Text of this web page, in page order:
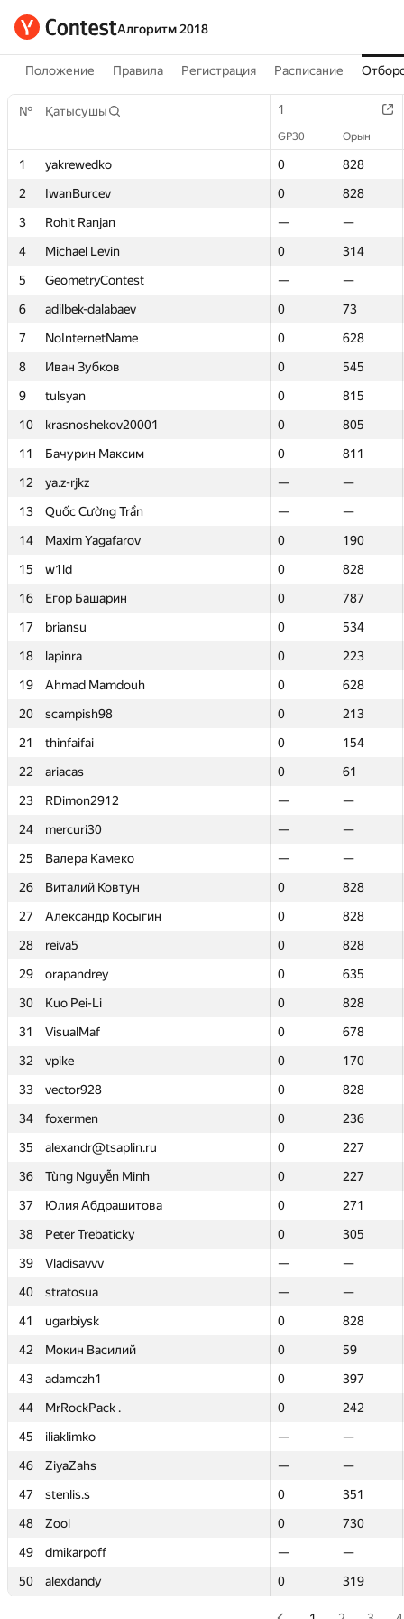
Алгоритм 2018
Положение Правила Регистрация Расписание
№ Қатысушы 1
GP30 Орын
1 yakrewedko 0
828
2
IwanBurcev 0
828
3
Rohit Ranjan —
—
4
Michael Levin 0
314
5
GeometryContest —
—
6
adilbek-dalabaev 0
73
7
NoInternetName 0
628
8
Иван Зубков 0
545
9
tulsyan 0
815
10
krasnoshekov20001 0
805
11
Бачурин Максим 0
811
12
ya.z-rjkz —
—
13
Quốc Cường Trần —
—
14
Maxim Yagafarov 0
190
15
w1ld 0
828
16
Егор Башарин 0
787
17
briansu 0
534
18
lapinra 0
223
19
Ahmad Mamdouh 0
628
20
scampish98 0
213
21
thinfaifai 0
154
22
ariacas 0
61
23
RDimon2912 —
—
24
mercuri30 —
—
25
Валера Камеко —
—
26
Виталий Ковтун 0
828
27
Александр Косыгин 0
828
28
reiva5 0
828
29
orapandrey 0
635
30
Kuo Pei-Li 0
828
31
VisualMaf 0
678
32
vpike 0
170
33
vector928 0
828
34
foxermen 0
236
35
alexandr@tsaplin.ru 0
227
36
Tùng Nguyễn Minh 0
227
37
Юлия Абдрашитова 0
271
38
Peter Trebaticky 0
305
39
Vladisavvv —
—
40
stratosua —
—
41
ugarbiysk 0
828
42
Мокин Василий 0
59
43
adamczh1 0
397
44
MrRockPack . 0
242
45
iliaklimko —
—
46
ZiyaZahs —
—
47
stenlis.s 0
351
48
Zool 0
730
49
dmikarpoff —
—
50
alexdandy 0 319
№ Қатысушы 1
GP30 Орын
1 yakrewedko 0
828
2
IwanBurcev 0
828
3
Rohit Ranjan —
—
4
Michael Levin 0
314
5
GeometryContest —
—
6
adilbek-dalabaev 0
73
7
NoInternetName 0
628
8
Иван Зубков 0
545
9
tulsyan 0
815
10
krasnoshekov20001 0
805
11
Бачурин Максим 0
811
12
ya.z-rjkz —
—
13
Quốc Cường Trần —
—
14
Maxim Yagafarov 0
190
15
w1ld 0
828
16
Егор Башарин 0
787
17
briansu 0
534
18
lapinra 0
223
19
Ahmad Mamdouh 0
628
20
scampish98 0
213
21
thinfaifai 0
154
22
ariacas 0
61
23
RDimon2912 —
—
24
mercuri30 —
—
25
Валера Камеко —
—
26
Виталий Ковтун 0
828
27
Александр Косыгин 0
828
28
reiva5 0
828
29
orapandrey 0
635
30
Kuo Pei-Li 0
828
31
VisualMaf 0
678
32
vpike 0
170
33
vector928 0
828
34
foxermen 0
236
35
alexandr@tsaplin.ru 0
227
36
Tùng Nguyễn Minh 0
227
37
Юлия Абдрашитова 0
271
38
Peter Trebaticky 0
305
39
Vladisavvv —
—
40
stratosua —
—
41
ugarbiysk 0
828
42
Мокин Василий 0
59
43
adamczh1 0
397
44
MrRockPack . 0
242
45
iliaklimko —
—
46
ZiyaZahs —
—
47
stenlis.s 0
351
48
Zool 0
730
49
dmikarpoff —
—
50
alexdandy 0 319